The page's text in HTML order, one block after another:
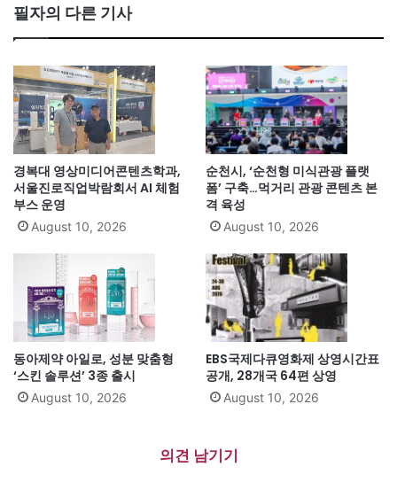
필자의 다른 기사
경복대 영상미디어콘텐츠학과,
서울진로직업박람회서 AI 체험
부스 운영
August 10, 2026
순천시, ‘순천형 미식관광 플랫
폼’ 구축…먹거리 관광 콘텐츠 본
격 육성
August 10, 2026
동아제약 아일로, 성분 맞춤형
‘스킨 솔루션’ 3종 출시
August 10, 2026
EBS국제다큐영화제 상영시간표
공개, 28개국 64편 상영
August 10, 2026
의견 남기기